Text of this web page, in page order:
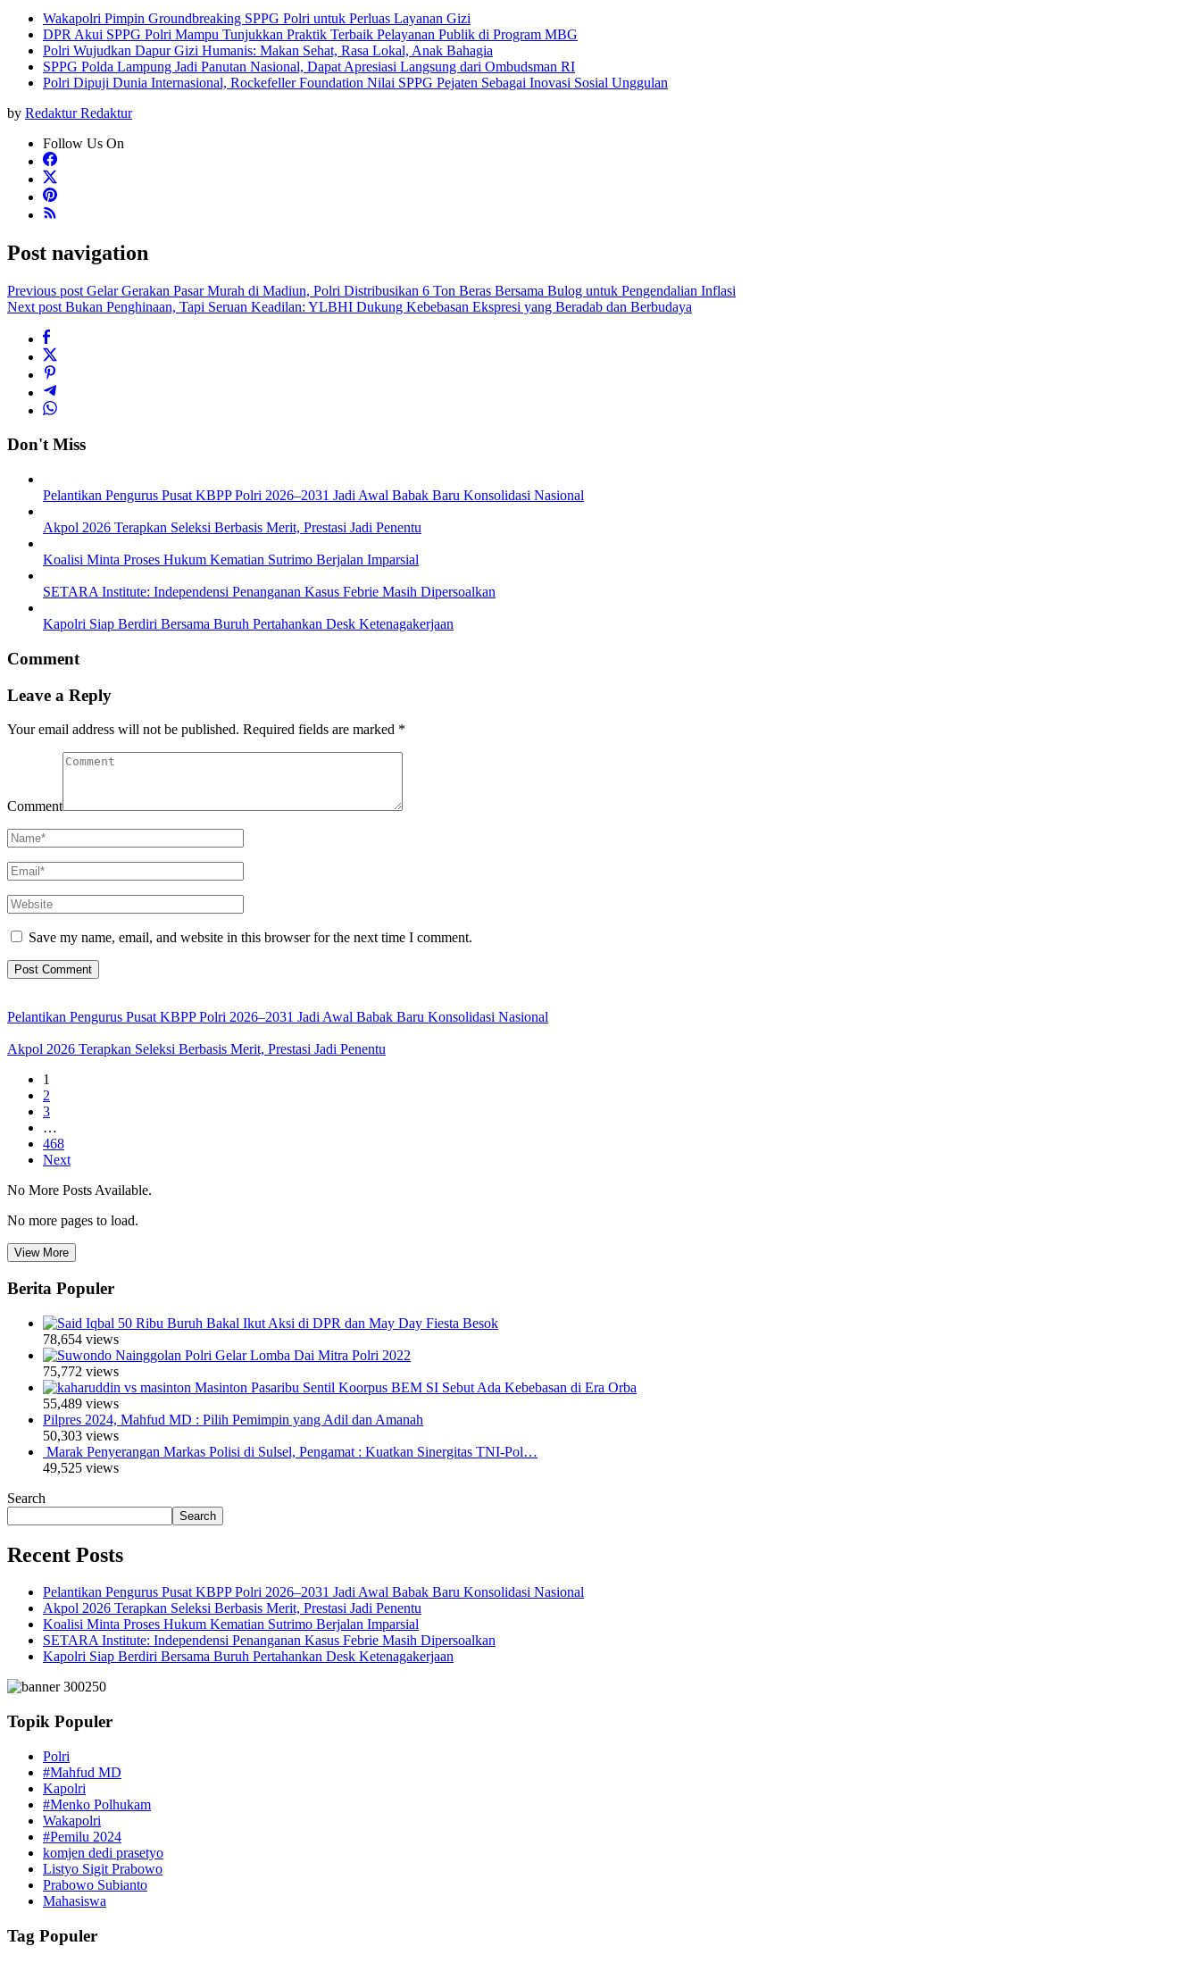
Wakapolri Pimpin Groundbreaking SPPG Polri untuk Perluas Layanan Gizi
DPR Akui SPPG Polri Mampu Tunjukkan Praktik Terbaik Pelayanan Publik di Program MBG
Polri Wujudkan Dapur Gizi Humanis: Makan Sehat, Rasa Lokal, Anak Bahagia
SPPG Polda Lampung Jadi Panutan Nasional, Dapat Apresiasi Langsung dari Ombudsman RI
Polri Dipuji Dunia Internasional, Rockefeller Foundation Nilai SPPG Pejaten Sebagai Inovasi Sosial Unggulan
by Redaktur Redaktur
Follow Us On
Post navigation
Previous post Gelar Gerakan Pasar Murah di Madiun, Polri Distribusikan 6 Ton Beras Bersama Bulog untuk Pengendalian Inflasi
Next post Bukan Penghinaan, Tapi Seruan Keadilan: YLBHI Dukung Kebebasan Ekspresi yang Beradab dan Berbudaya
Don't Miss
Pelantikan Pengurus Pusat KBPP Polri 2026–2031 Jadi Awal Babak Baru Konsolidasi Nasional
Akpol 2026 Terapkan Seleksi Berbasis Merit, Prestasi Jadi Penentu
Koalisi Minta Proses Hukum Kematian Sutrimo Berjalan Imparsial
SETARA Institute: Independensi Penanganan Kasus Febrie Masih Dipersoalkan
Kapolri Siap Berdiri Bersama Buruh Pertahankan Desk Ketenagakerjaan
Comment
Leave a Reply
Your email address will not be published. Required fields are marked *
Comment
Save my name, email, and website in this browser for the next time I comment.
Pelantikan Pengurus Pusat KBPP Polri 2026–2031 Jadi Awal Babak Baru Konsolidasi Nasional
Akpol 2026 Terapkan Seleksi Berbasis Merit, Prestasi Jadi Penentu
1
2
3
…
468
Next
No More Posts Available.
No more pages to load.
View More
Berita Populer
50 Ribu Buruh Bakal Ikut Aksi di DPR dan May Day Fiesta Besok
78,654 views
Polri Gelar Lomba Dai Mitra Polri 2022
75,772 views
Masinton Pasaribu Sentil Koorpus BEM SI Sebut Ada Kebebasan di Era Orba
55,489 views
Pilpres 2024, Mahfud MD : Pilih Pemimpin yang Adil dan Amanah
50,303 views
Marak Penyerangan Markas Polisi di Sulsel, Pengamat : Kuatkan Sinergitas TNI-Pol…
49,525 views
Search
Search
Recent Posts
Pelantikan Pengurus Pusat KBPP Polri 2026–2031 Jadi Awal Babak Baru Konsolidasi Nasional
Akpol 2026 Terapkan Seleksi Berbasis Merit, Prestasi Jadi Penentu
Koalisi Minta Proses Hukum Kematian Sutrimo Berjalan Imparsial
SETARA Institute: Independensi Penanganan Kasus Febrie Masih Dipersoalkan
Kapolri Siap Berdiri Bersama Buruh Pertahankan Desk Ketenagakerjaan
Topik Populer
Polri
#Mahfud MD
Kapolri
#Menko Polhukam
Wakapolri
#Pemilu 2024
komjen dedi prasetyo
Listyo Sigit Prabowo
Prabowo Subianto
Mahasiswa
Tag Populer